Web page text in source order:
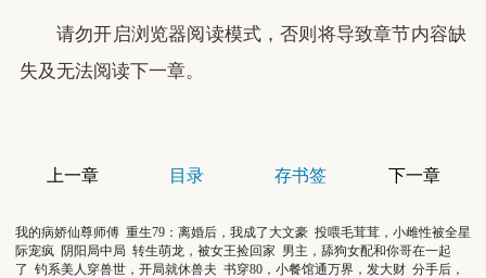
请勿开启浏览器阅读模式，否则将导致章节内容缺
失及无法阅读下一章。
上一章 目录 存书签 下一章
我的病娇仙尊师傅 重生79：离婚后，我成了大文豪 投喂毛茸茸，小雌性被全星
际宠疯 阴阳局中局 转生萌龙，被女王捡回家 男主，舔狗女配和你哥在一起
了 钓系美人穿兽世，开局就休兽夫 书穿80，小餐馆通万界，发大财 分手后，